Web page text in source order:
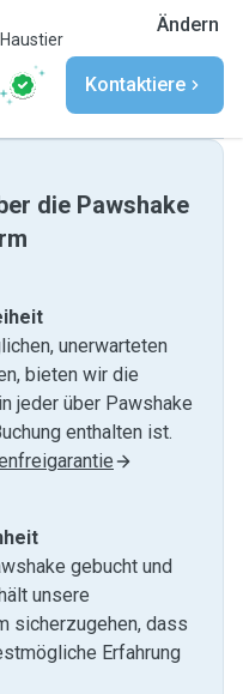
Ändern
Kontaktiere
die Pawshake
unerwarteten
bieten wir die
jeder über Pawshake
enthalten ist.
gebucht und
unsere
sicherzugehen, dass
Erfahrung